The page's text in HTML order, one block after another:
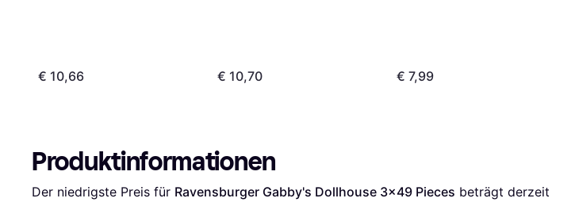
€ 10,66 € 10,70 € 7,99
Produktinformationen
Der niedrigste Preis für Ravensburger Gabby's Dollhouse 3x49 Pieces